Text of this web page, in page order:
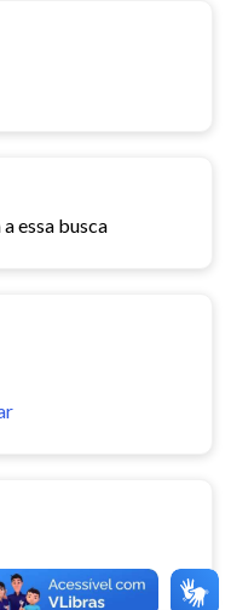
essa busca